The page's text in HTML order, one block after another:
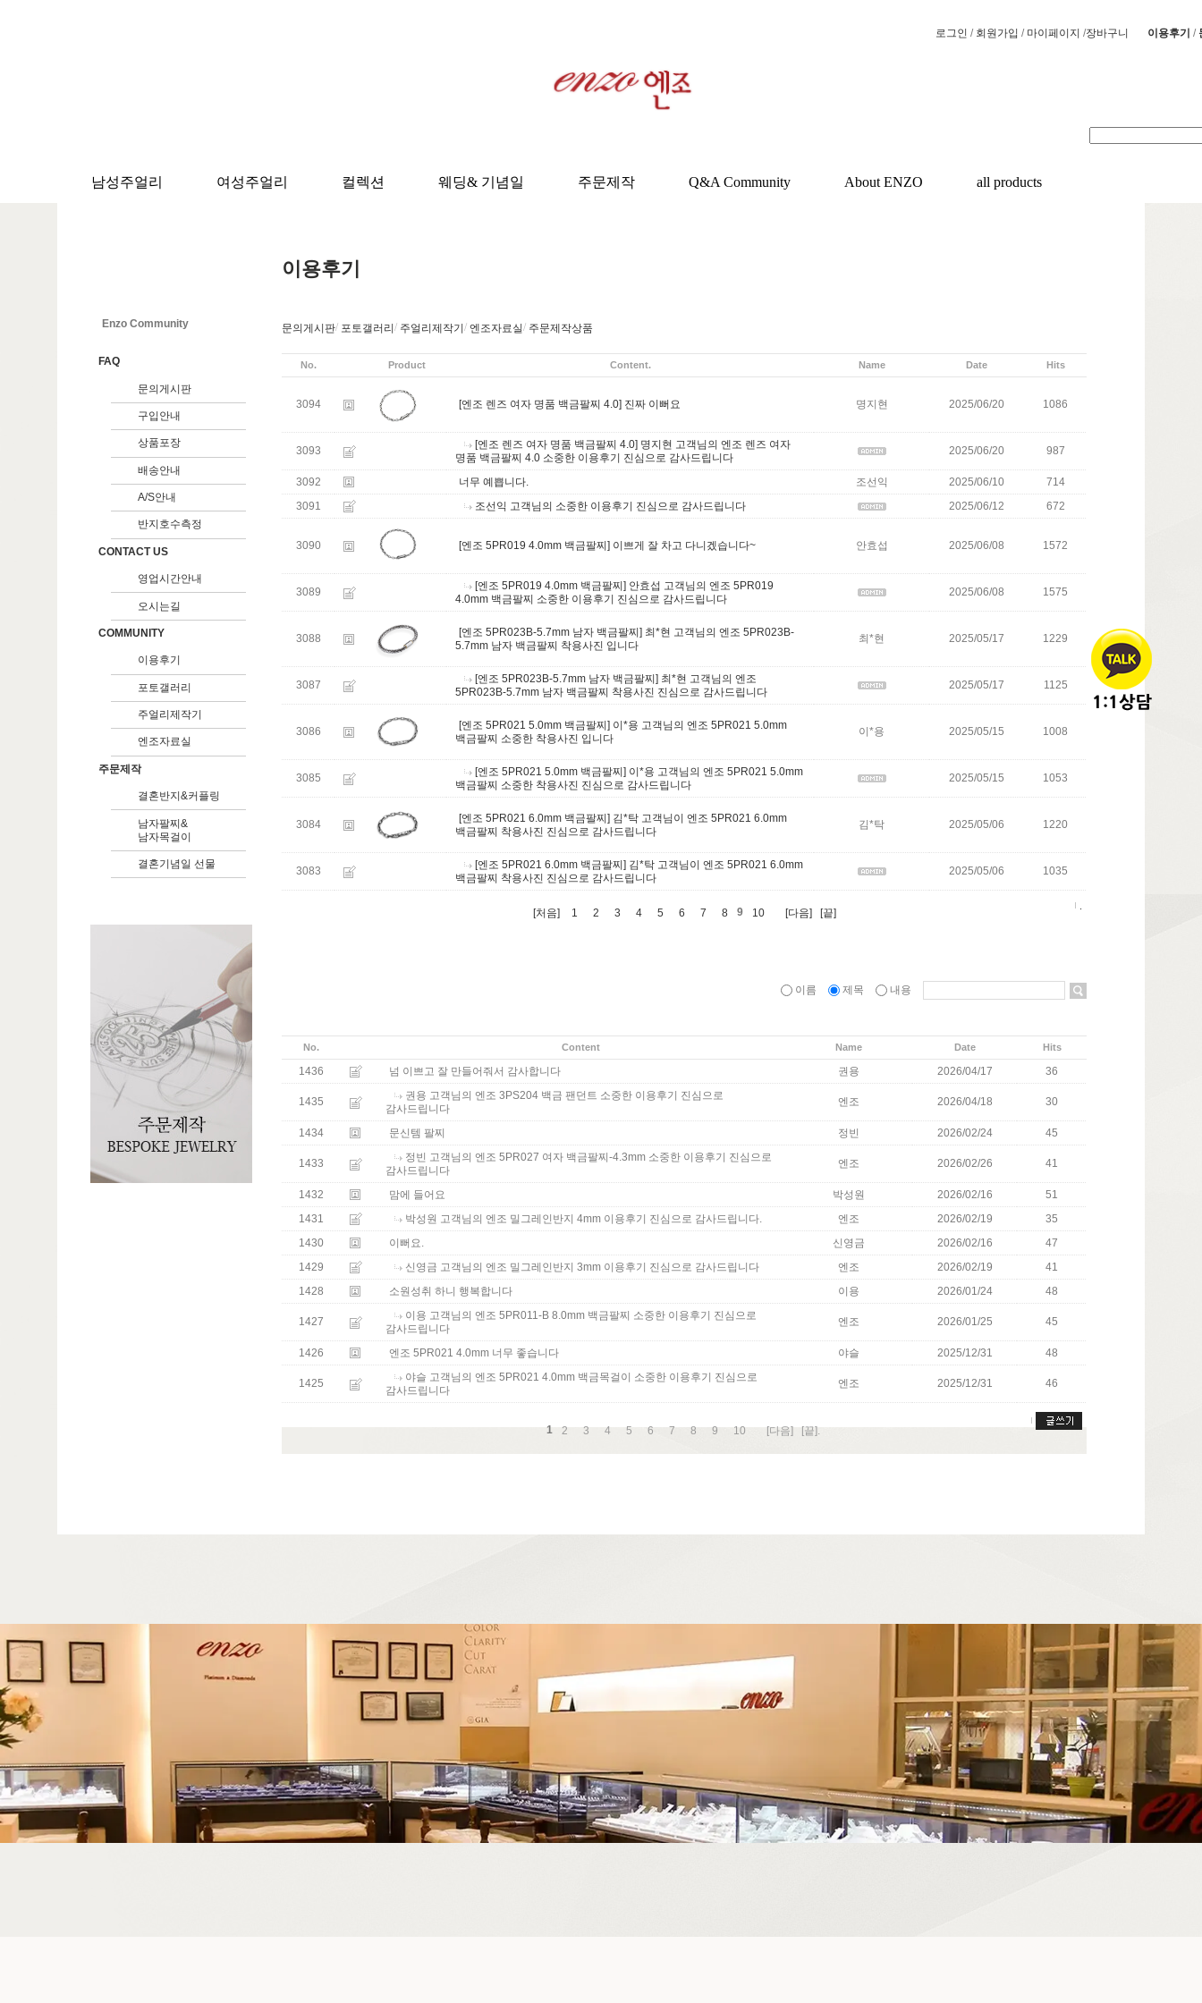
로그인 / 회원가입 / 마이페이지 /장바구니 이용후기 /
남성주얼리 여성주얼리 컬렉션 웨딩& 기념일 주문제작 Q&A Community About ENZO all products
Enzo Community
FAQ
문의게시판
구입안내
상품포장
배송안내
A/S안내
반지호수측정
CONTACT US
영업시간안내
오시는길
COMMUNITY
이용후기
포토갤러리
주얼리제작기
엔조자료실
주문제작
결혼반지&커플링
남자팔찌&
남자목걸이
결혼기념일 선물
이용후기
문의게시판/ 포토갤러리/ 주얼리제작기/ 엔조자료실/ 주문제작상품
No. Product Content. Name Date Hits
3094 [엔조 렌즈 여자 명품 백금팔찌 4.0] 진짜 이뻐요 명지현 2025/06/20 1086
3093 [엔조 렌즈 여자 명품 백금팔찌 4.0] 명지현 고객님의 엔조 렌즈 여자
명품 백금팔찌 4.0 소중한 이용후기 진심으로 감사드립니다
2025/06/20 987
3092 너무 예쁩니다. 조선익 2025/06/10
714
3091
조선익 고객님의 소중한 이용후기 진심으로 감사드립니다 2025/06/12 672
3090 [엔조 5PR019 4.0mm 백금팔찌] 이쁘게 잘 차고 다니겠습니다~ 안효섭 2025/06/08 1572
3089 [엔조 5PR019 4.0mm 백금팔찌] 안효섭 고객님의 엔조 5PR019
4.0mm 백금팔찌 소중한 이용후기 진심으로 감사드립니다
2025/06/08 1575
3088 [엔조 5PR023B-5.7mm 남자 백금팔찌] 최*현 고객님의 엔조 5PR023B-
5.7mm 남자 백금팔찌 착용사진 입니다
최*현 2025/05/17 1229
3087 [엔조 5PR023B-5.7mm 남자 백금팔찌] 최*현 고객님의 엔조
5PR023B-5.7mm 남자 백금팔찌 착용사진 진심으로 감사드립니다
2025/05/17 1125
3086 [엔조 5PR021 5.0mm 백금팔찌] 이*용 고객님의 엔조 5PR021 5.0mm
백금팔찌 소중한 착용사진 입니다
이*용 2025/05/15 1008
3085 [엔조 5PR021 5.0mm 백금팔찌] 이*용 고객님의 엔조 5PR021 5.0mm
백금팔찌 소중한 착용사진 진심으로 감사드립니다
2025/05/15 1053
3084 [엔조 5PR021 6.0mm 백금팔찌] 김*탁 고객님이 엔조 5PR021 6.0mm
백금팔찌 착용사진 진심으로 감사드립니다
김*탁 2025/05/06 1220
3083 [엔조 5PR021 6.0mm 백금팔찌] 김*탁 고객님이 엔조 5PR021 6.0mm
백금팔찌 착용사진 진심으로 감사드립니다
2025/05/06 1035
[처음] 1 2 3 4 5 6 7 8 9 10 [다음] [끝]
이름 제목 내용